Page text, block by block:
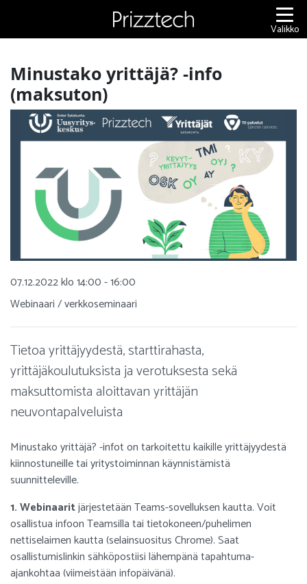
Valikko
Minustako yrittäjä? -info
(maksuton)
07.12.2022 klo 14:00 - 16:00
Webinaari / verkkoseminaari
Tietoa yrittäjyydestä, starttirahasta,
yrittäjäkoulutuksista ja verotuksesta sekä
maksuttomista aloittavan yrittäjän
neuvontapalveluista
Minustako yrittäjä? -infot on tarkoitettu kaikille yrittäjyydestä
kiinnostuneille tai yritystoiminnan käynnistämistä
suunnitteleville.
1. Webinaaritjärjestetään Teams-sovelluksen kautta. Voit
osallistua infoon Teamsilla tai tietokoneen/puhelimen
nettiselaimen kautta (selainsuositus Chrome). Saat
osallistumislinkin sähköpostiisi lähempänä tapahtuma-
ajankohtaa (viimeistään infopäivänä).